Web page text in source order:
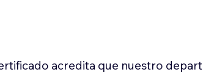
acredita que nuestro